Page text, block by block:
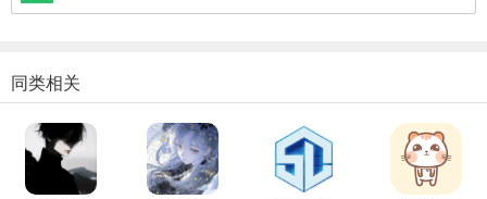
同类相关